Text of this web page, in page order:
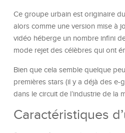
Ce groupe urbain est originaire
alors comme une version mise à
vidéo héberge un nombre infini
mode rejet des célèbres qui ont
Bien que cela semble quelque
premières stars (il y a déjà des e-
dans le circuit de l’industrie de la
Caractéristiques